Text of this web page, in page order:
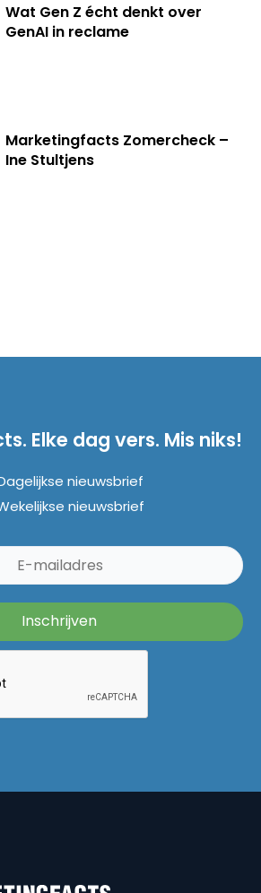
Wat Gen Z écht denkt over
GenAI in reclame
Marketingfacts Zomercheck –
Ine Stultjens
Elke dag vers. Mis niks!
nieuwsbrief
nieuwsbrief